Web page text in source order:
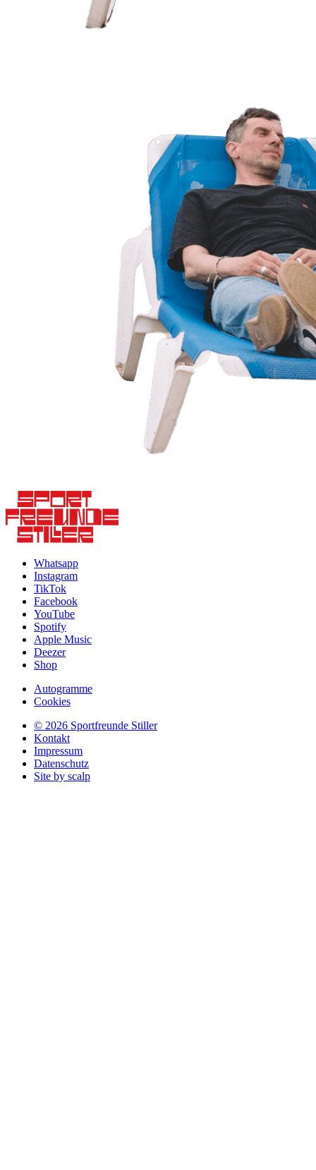
Whatsapp
Instagram
TikTok
Facebook
YouTube
Spotify
Apple Music
Deezer
Shop
Autogramme
Cookies
© 2026 Sportfreunde Stiller
Kontakt
Impressum
Datenschutz
Site by scalp